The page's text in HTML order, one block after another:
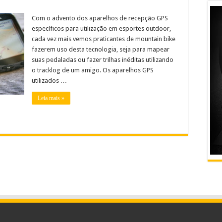
Com o advento dos aparelhos de recepção GPS
específicos para utilização em esportes outdoor,
cada vez mais vemos praticantes de mountain bike
fazerem uso desta tecnologia, seja para mapear
suas pedaladas ou fazer trilhas inéditas utilizando
o tracklog de um amigo. Os aparelhos GPS
utilizados …
Leia mais »